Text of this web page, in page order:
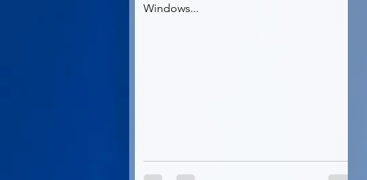
Photographie
Logiciels les plus
Windows...